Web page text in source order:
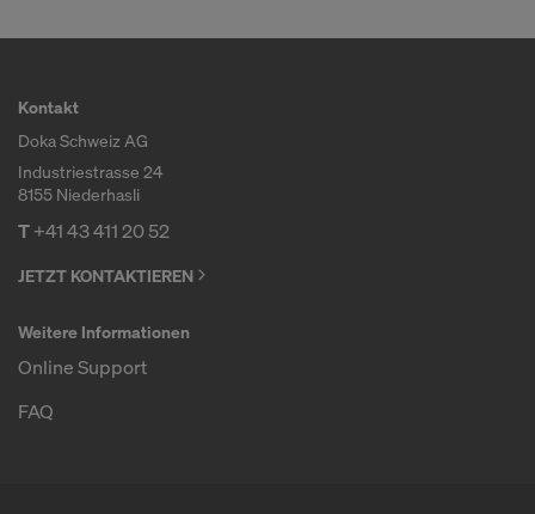
Kontakt
Doka Schweiz AG
Industriestrasse 24
8155 Niederhasli
T+41 43 411 20 52
JETZT KONTAKTIEREN
Weitere Informationen
Online Support
FAQ